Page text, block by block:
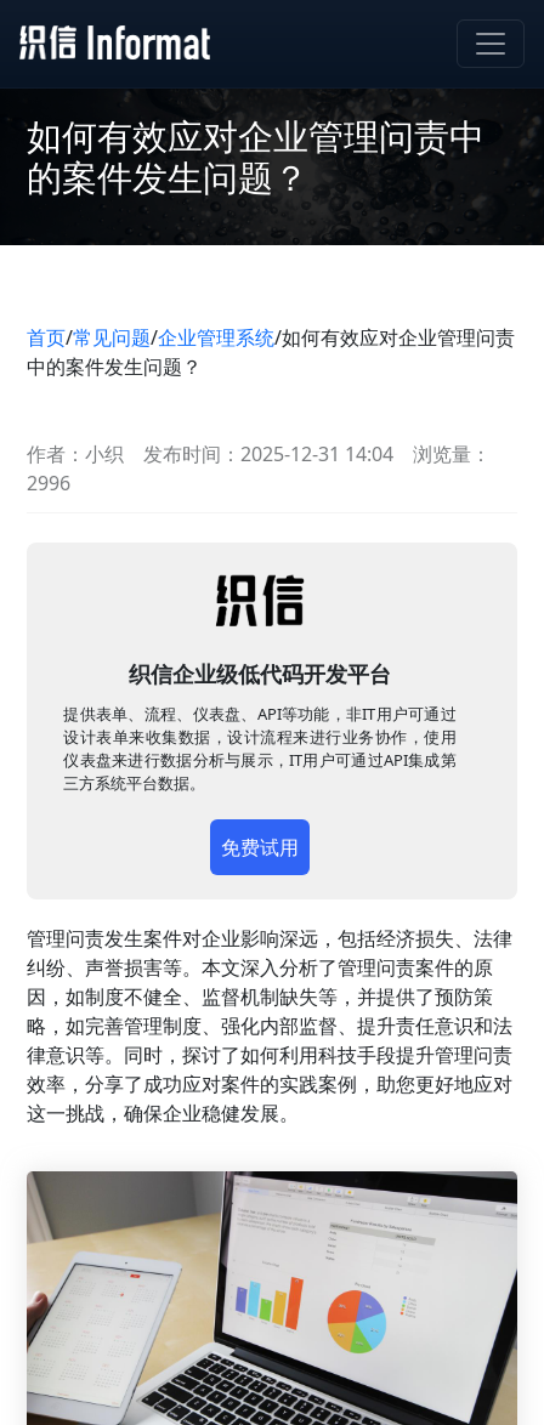
如何有效应对企业管理问责中
的案件发生问题？
首页/常见问题/企业管理系统/如何有效应对企业管理问责
中的案件发生问题？
作者：小织 发布时间：2025-12-31 14:04
浏览量：
2996
织信企业级低代码开发平台
提供表单、流程、仪表盘、API等功能，非IT用户可通过
设计表单来收集数据，设计流程来进行业务协作，使用
仪表盘来进行数据分析与展示，IT用户可通过API集成第
三方系统平台数据。
免费试用
管理问责发生案件对企业影响深远，包括经济损失、法律
纠纷、声誉损害等。本文深入分析了管理问责案件的原
因，如制度不健全、监督机制缺失等，并提供了预防策
略，如完善管理制度、强化内部监督、提升责任意识和法
律意识等。同时，探讨了如何利用科技手段提升管理问责
效率，分享了成功应对案件的实践案例，助您更好地应对
这一挑战，确保企业稳健发展。